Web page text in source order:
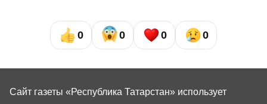
0 0 0 0
Сайт газеты «Республика Татарстан» использует